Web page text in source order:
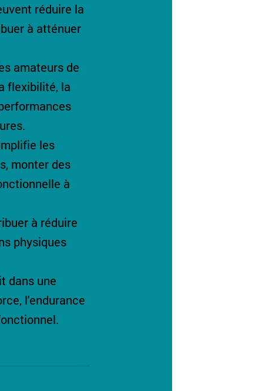
réduire la
à atténuer
amateurs de
flexibilité, la
les
monter des
à
à réduire
physiques
dans une
l'endurance